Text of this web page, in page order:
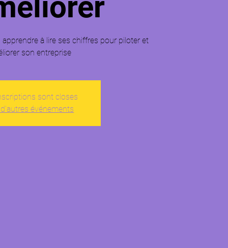
apprendre à lire ses chiffres pour piloter et
son entreprise
sont closes
événements